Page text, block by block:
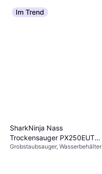
Im Trend
SharkNinja Nass
Trockensauger PX250EUT
Stainstriker Hairpro PET Blau
Grobstaubsauger, Wasserbehälter